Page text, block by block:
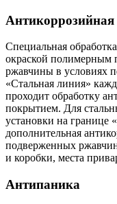
Антикоррозийная
Специальная
окраской полимерным
ржавчины в условиях
«Стальная линия»
проходит обработку
покрытием. Для
установки на границе
дополнительная
подверженных
и коробки, места
Антипаника